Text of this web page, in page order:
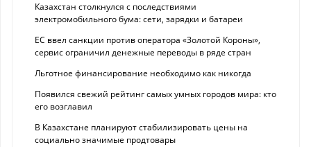
Казахстан столкнулся с последствиями
электромобильного бума: сети, зарядки и батареи
ЕС ввел санкции против оператора «Золотой Короны»,
сервис ограничил денежные переводы в ряде стран
Льготное финансирование необходимо как никогда
Появился свежий рейтинг самых умных городов мира: кто
его возглавил
В Казахстане планируют стабилизировать цены на
социально значимые продтовары